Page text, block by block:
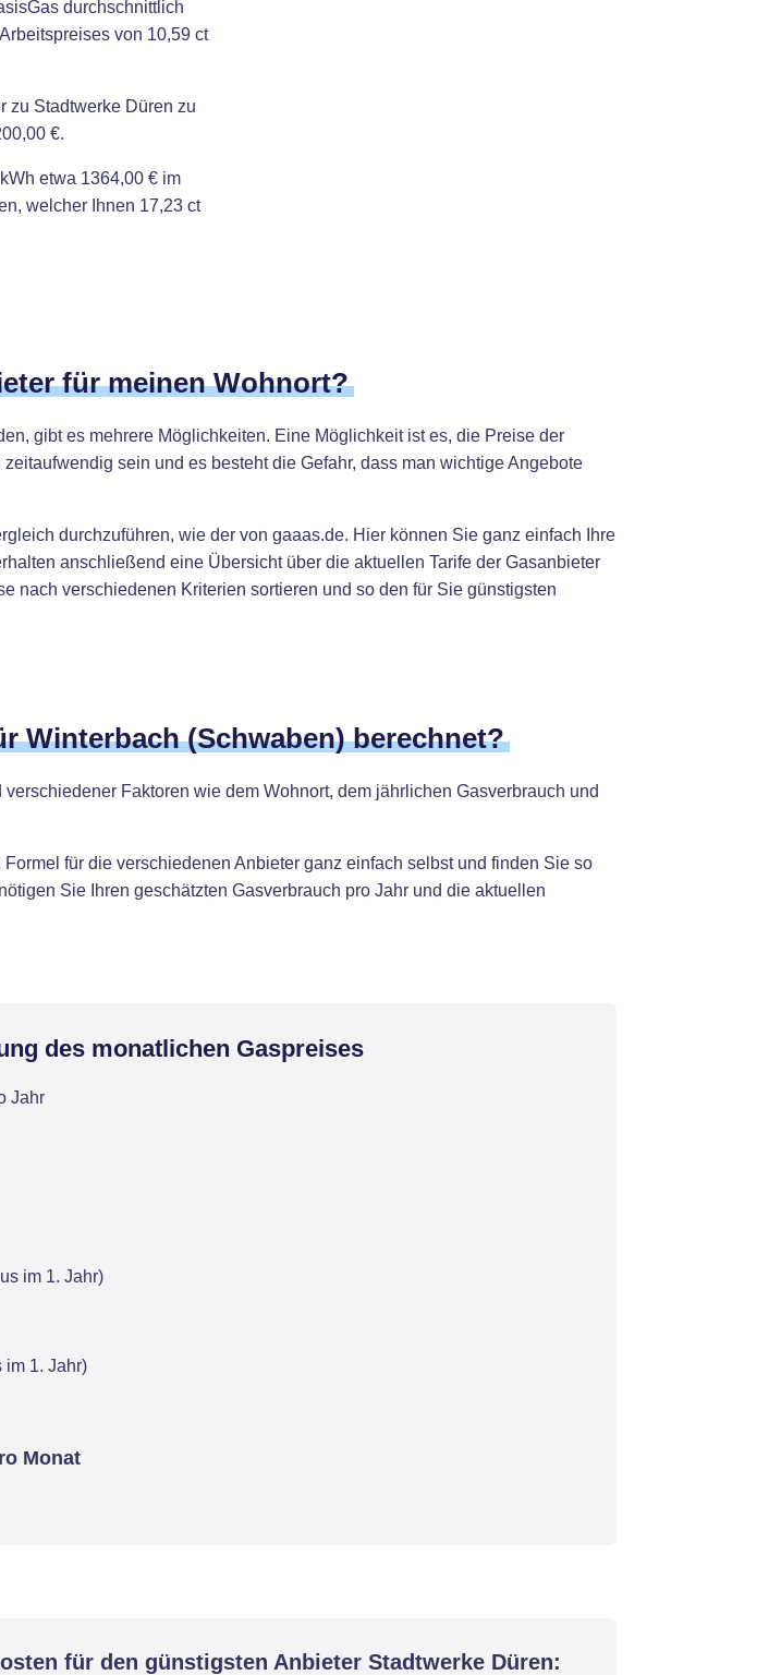
durchschnittlich
von 10,59 ct
zu Stadtwerke Düren zu
€.
etwa 1364,00 € im
welcher Ihnen 17,23 ct
für meinen Wohnort?
gibt es mehrere Möglichkeiten. Eine Möglichkeit ist es, die Preise der
sein und es besteht die Gefahr, dass man wichtige Angebote
durchzuführen, wie der von gaaas.de. Hier können Sie ganz einfach Ihre
anschließend eine Übersicht über die aktuellen Tarife der Gasanbieter
nach verschiedenen Kriterien sortieren und so den für Sie günstigsten
Winterbach (Schwaben) berechnet?
Faktoren wie dem Wohnort, dem jährlichen Gasverbrauch und
für die verschiedenen Anbieter ganz einfach selbst und finden Sie so
Sie Ihren geschätzten Gasverbrauch pro Jahr und die aktuellen
des monatlichen Gaspreises
Jahr
im 1. Jahr)
im 1. Jahr)
Monat
für den günstigsten Anbieter Stadtwerke Düren: